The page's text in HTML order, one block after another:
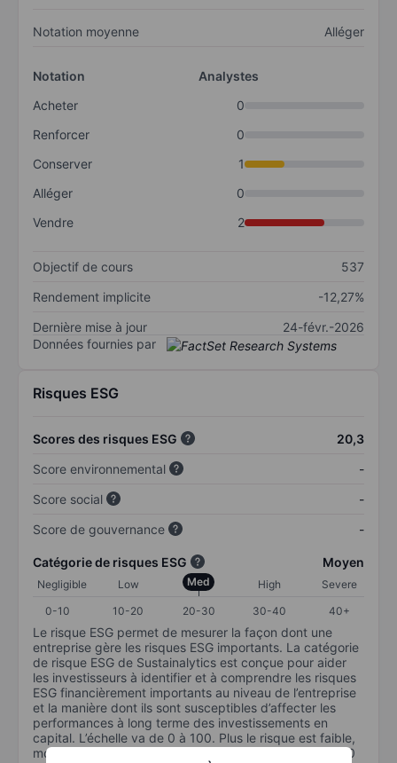
Notation moyenne Alléger
Notation
Analystes
Acheter
0
Renforcer
0
Conserver
1
Alléger
0
Vendre
2
Objectif de cours
537
Rendement implicite
-12,27%
Dernière mise à jour
24-févr.-2026
Données fournies par
Risques ESG
Scores des risques ESG
20,3
Score environnemental
-
Score social
-
Score de gouvernance
-
Catégorie de risques ESG Moyen
Negligible Low Med High
Severe
0-10
10-20 20-30 30-40 40+
Le risque ESG permet de mesurer la façon dont une
entreprise gère les risques ESG importants. La catégorie
de risque ESG de Sustainalytics est conçue pour aider
les investisseurs à identifier et à comprendre les risques
ESG financièrement importants au niveau de l’entreprise
et la manière dont ils sont susceptibles d’affecter les
performances à long terme des investissements en
capital. L’échelle va de 0 à 100. Plus le risque est faible,
moins il est important (0 équivaut à aucun risque et 100